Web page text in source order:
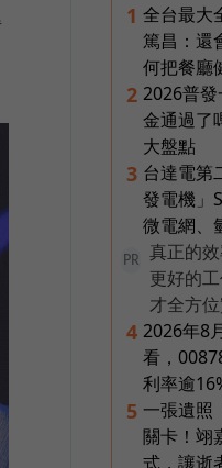
1 全台最大
篤昌：還
何把餐廳
2 2026普
金通過了
大盤點
3 台達電第
發電機」
微電網、
PR
真正的
更好的
才全方位
4 2026年8
看，
利率逾
5 一張遺照
關卡！翊
式，讓逝